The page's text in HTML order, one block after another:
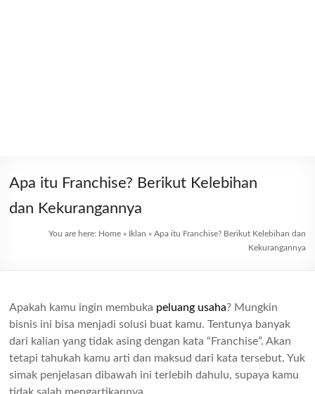
Apa itu Franchise? Berikut Kelebihan
dan Kekurangannya
You are here: Home» Iklan » Apa itu Franchise? Berikut Kelebihan dan
Kekurangannya
Apakah kamu ingin membuka peluang usaha? Mungkin
bisnis ini bisa menjadi solusi buat kamu. Tentunya banyak
dari kalian yang tidak asing dengan kata “Franchise”. Akan
tetapi tahukah kamu arti dan maksud dari kata tersebut. Yuk
simak penjelasan dibawah ini terlebih dahulu, supaya kamu